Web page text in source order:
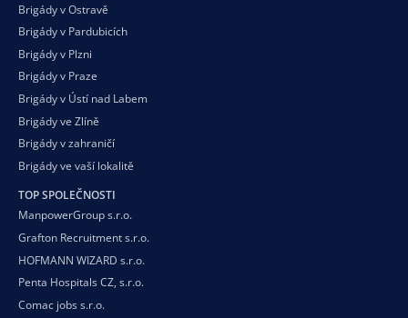
Brigády v Ostravě
Brigády v Pardubicích
Brigády v Plzni
Brigády v Praze
Brigády v Ústí nad Labem
Brigády ve Zlíně
Brigády v zahraničí
Brigády ve vaší lokalitě
TOP SPOLEČNOSTI
ManpowerGroup s.r.o.
Grafton Recruitment s.r.o.
HOFMANN WIZARD s.r.o.
Penta Hospitals CZ, s.r.o.
Comac jobs s.r.o.